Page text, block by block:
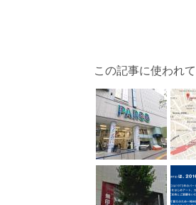
この記事に使われ